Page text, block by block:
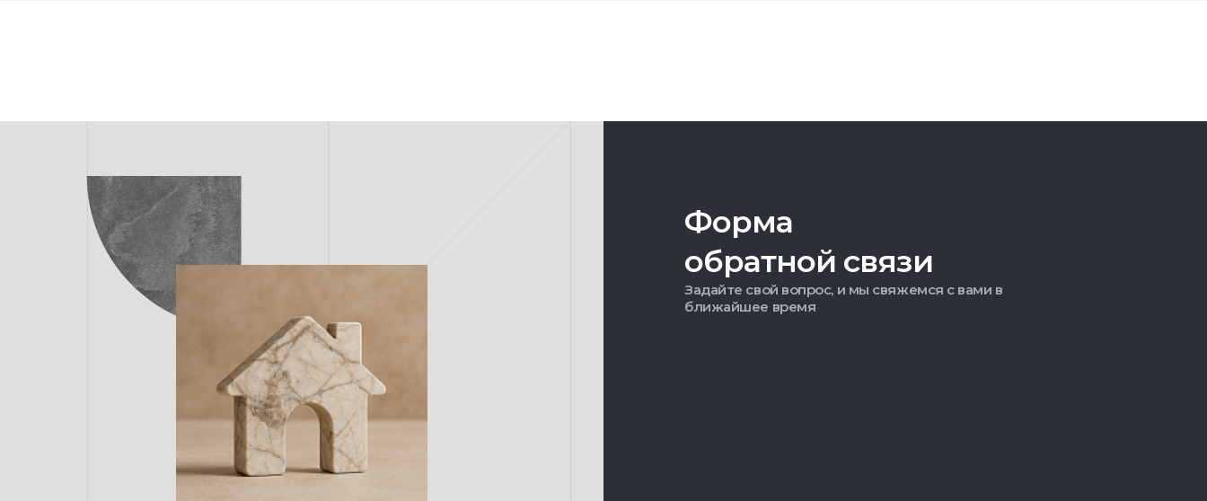
Форма
обратной связи
Задайте свой вопрос, и мы свяжемся с вами в
ближайшее время